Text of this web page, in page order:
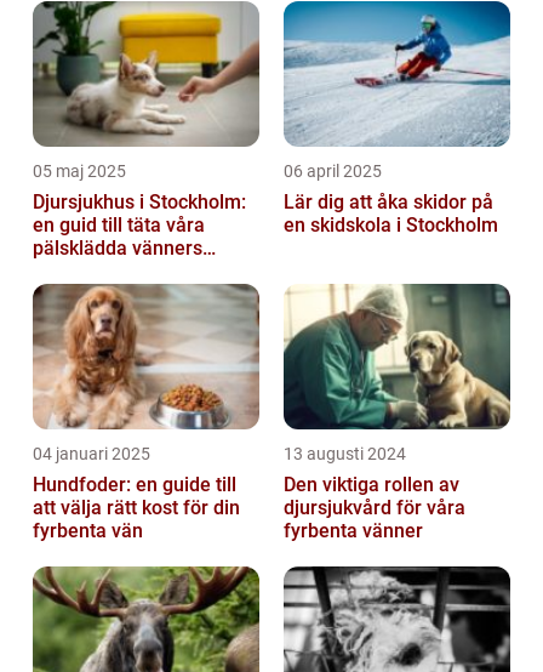
05 maj 2025
Djursjukhus i Stockholm:
en guid till täta våra
pälsklädda vänners
06 april 2025
Lär dig att åka skidor på
en skidskola i Stockholm
04 januari 2025
Hundfoder: en guide till
att välja rätt kost för din
fyrbenta vän
13 augusti 2024
Den viktiga rollen av
djursjukvård för våra
fyrbenta vänner